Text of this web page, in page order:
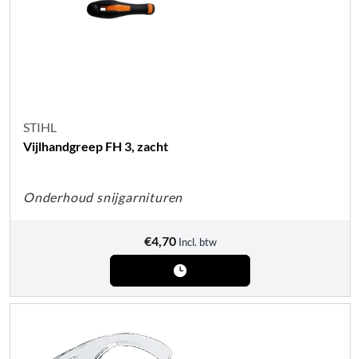
STIHL
Vijlhandgreep FH 3, zacht
Onderhoud snijgarnituren
€4,70 Incl. btw